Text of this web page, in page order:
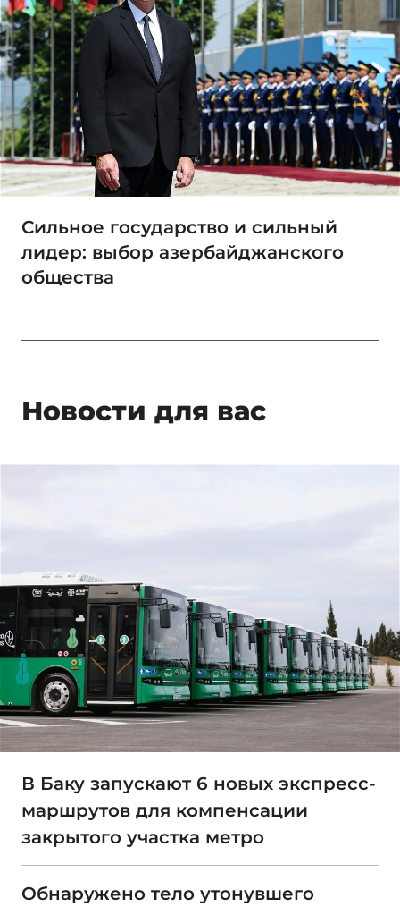
Сильное государство и сильный
лидер: выбор азербайджанского
общества
Новости для вас
В Баку запускают 6 новых экспресс-
маршрутов для компенсации
закрытого участка метро
Обнаружено тело утонувшего